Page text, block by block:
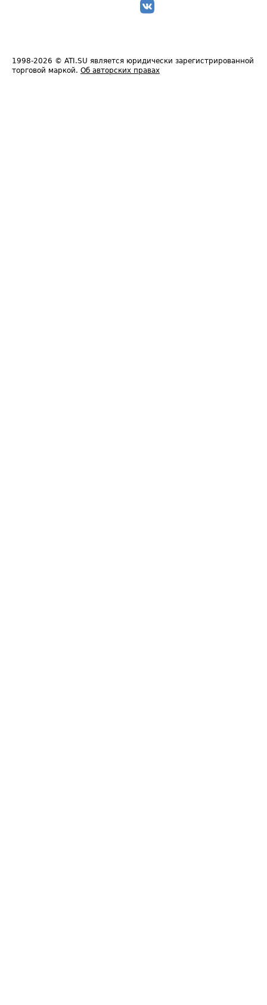
1998-2026 © ATI.SU является юридически зарегистрированной
торговой маркой. Об авторских правах